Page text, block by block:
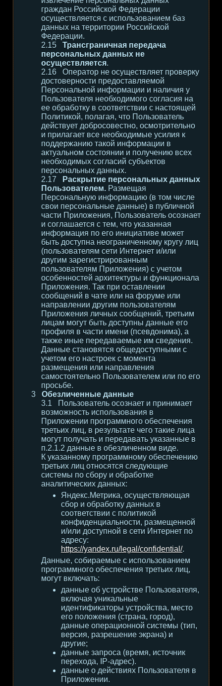
граждан Российской Федерации
осуществляется с использованием баз
данных на территории Российской
Федерации.
Трансграничная передача
персональных данных не
осуществляется.
Оператор не осуществляет проверку
достоверности предоставляемой
Персональной информации и наличия у
Пользователя необходимого согласия на
ее обработку в соответствии с настоящей
Политикой, полагая, что Пользователь
действует добросовестно, осмотрительно
и прилагает все необходимые усилия к
поддержанию такой информации в
актуальном состоянии и получению всех
необходимых согласий субъектов
персональных данных.
Раскрытие персональных данных
Пользователем. Размещая
Персональную информацию (в том числе
свои персональные данные) в публичной
части Приложения, Пользователь осознает
и соглашается с тем, что указанная
информация по его инициативе может
быть доступна неограниченному кругу лиц
(пользователям сети Интернет и/или
другим зарегистрированным
пользователям Приложения) с учетом
особенностей архитектуры и функционала
Приложения. Так при оставлении
сообщений в чате или на форуме или
направлении другим пользователям
Приложения личных сообщений, третьим
лицам могут быть доступны данные его
профиля в части имени (псевдонима), а
также иные передаваемые им сведения.
Данные становятся общедоступными с
учетом его настроек с момента
размещения или направления
самостоятельно Пользователем или по его
просьбе.
Обезличенные данные
Пользователь осознает и принимает
возможность использования в
Приложении программного обеспечения
третьих лиц, в результате чего такие лица
могут получать и передавать указанные в
п.2.1.2 данные в обезличенном виде.
К указанному программному обеспечению
третьих лиц относятся следующие
системы по сбору и обработке
аналитических данных:
Яндекс.Метрика, осуществляющая
сбор и обработку данных в
соответствии с политикой
конфиденциальности, размещенной
и/или доступной в сети Интернет по
адресу:
https://yandex.ru/legal/confidential/.
Данные, собираемые с использованием
программного обеспечения третьих лиц,
могут включать:
данные об устройстве Пользователя,
включая уникальные
идентификаторы устройства, место
его положения (страна, город),
данные операционной системы (тип,
версия, разрешение экрана) и
другие;
данные запроса (время, источник
перехода, IP-адрес).
данные о действиях Пользователя в
Приложении.